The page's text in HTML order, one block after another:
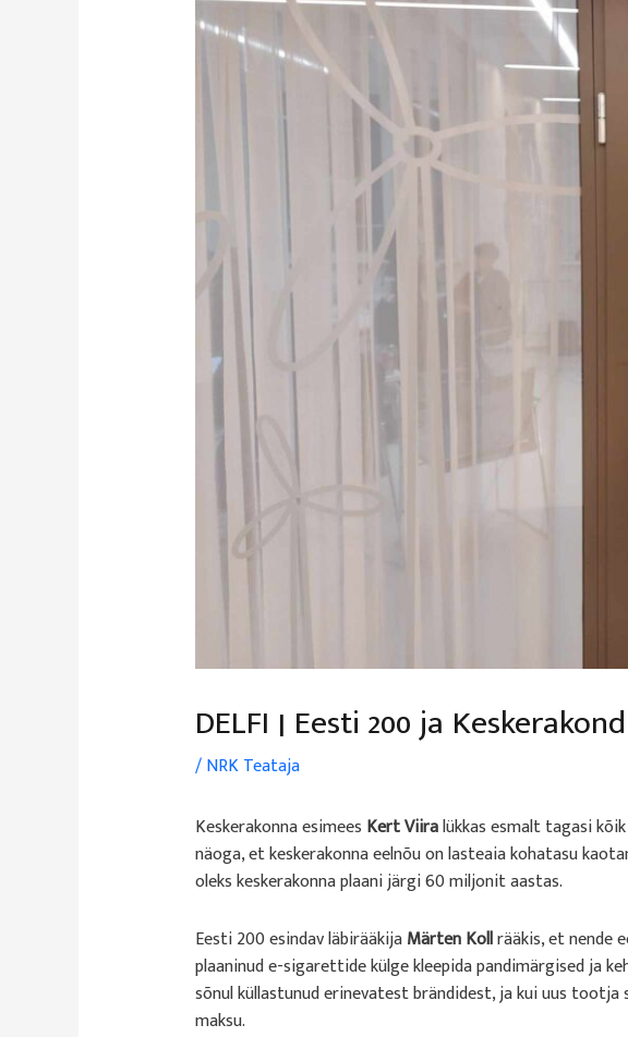
DELFI | Eesti 200 ja
/NRK Teataja
Keskerakonna esimees Kert Viiralükkas esmalt tagasi
näoga, et keskerakonna eelnõu on lasteaia kohatasu
oleks keskerakonna plaani järgi 60 miljonit aastas.
Eesti 200 esindav läbirääkijaMärten Kollrääkis, et nende
plaaninud e-sigarettide külge kleepida pandimärgised ja
sõnul küllastunud erinevatest brändidest, ja kui uus
maksu.